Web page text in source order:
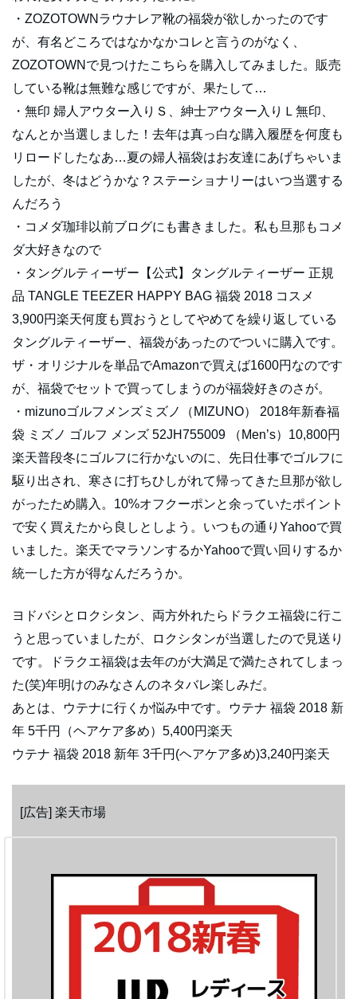
・ZOZOTOWNラウナレア靴の福袋が欲しかったのです
が、有名どころではなかなかコレと言うのがなく、
ZOZOTOWNで見つけたこちらを購入してみました。販売
している靴は無難な感じですが、果たして…
・無印 婦人アウター入りＳ、紳士アウター入りＬ無印、
なんとか当選しました！去年は真っ白な購入履歴を何度も
リロードしたなあ…夏の婦人福袋はお友達にあげちゃいま
したが、冬はどうかな？ステーショナリーはいつ当選する
んだろう
・コメダ珈琲以前ブログにも書きました。私も旦那もコメ
ダ大好きなので
・タングルティーザー【公式】タングルティーザー 正規
品 TANGLE TEEZER HAPPY BAG 福袋 2018 コスメ
3,900円楽天何度も買おうとしてやめてを繰り返している
タングルティーザー、福袋があったのでついに購入です。
ザ・オリジナルを単品でAmazonで買えば1600円なのです
が、福袋でセットで買ってしまうのが福袋好きのさが。
・mizunoゴルフメンズミズノ（MIZUNO） 2018年新春福
袋 ミズノ ゴルフ メンズ 52JH755009 （Men’s）10,800円
楽天普段冬にゴルフに行かないのに、先日仕事でゴルフに
駆り出され、寒さに打ちひしがれて帰ってきた旦那が欲し
がったため購入。10%オフクーポンと余っていたポイント
で安く買えたから良しとしよう。いつもの通りYahooで買
いました。楽天でマラソンするかYahooで買い回りするか
統一した方が得なんだろうか。
ヨドバシとロクシタン、両方外れたらドラクエ福袋に行こ
うと思っていましたが、ロクシタンが当選したので見送り
です。ドラクエ福袋は去年のが大満足で満たされてしまっ
た(笑)年明けのみなさんのネタバレ楽しみだ。
あとは、ウテナに行くか悩み中です。ウテナ 福袋 2018 新
年 5千円（ヘアケア多め）5,400円楽天
ウテナ 福袋 2018 新年 3千円(ヘアケア多め)3,240円楽天
[広告] 楽天市場